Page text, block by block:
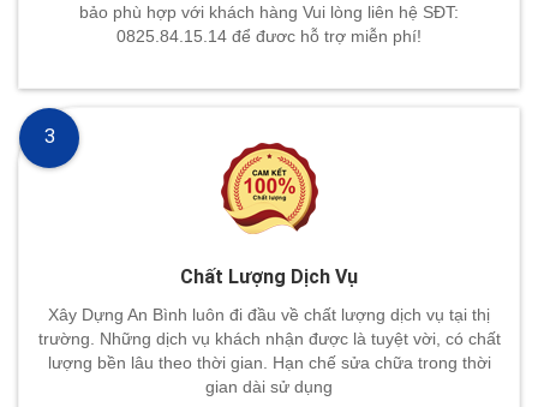
bảo phù hợp với khách hàng Vui lòng liên hệ SĐT:
0825.84.15.14 để đươc hỗ trợ miễn phí!
Chất Lượng Dịch Vụ
Xây Dựng An Bình luôn đi đầu về chất lượng dịch vụ tại thị
trường. Những dịch vụ khách nhận được là tuyệt vời, có chất
lượng bền lâu theo thời gian. Hạn chế sửa chữa trong thời
gian dài sử dụng
3